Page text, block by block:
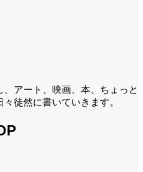
アート、映画、本、ちょっと
徒然に書いていきます。